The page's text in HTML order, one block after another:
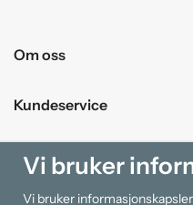
Om oss
Kundeservice
Kjøpesenter
Vi bruker
Vi bruker